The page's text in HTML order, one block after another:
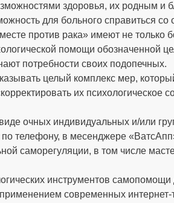
здоровья, их родным и
для больного справиться со
против рака» имеют не только
помощи обозначенной
потребности своих подопечных.
целый комплекс мер,
их психологическое
очных индивидуальных и/или
по телефону, в месенджере
саморегуляции, в том числе
инструментов
современных интернет-